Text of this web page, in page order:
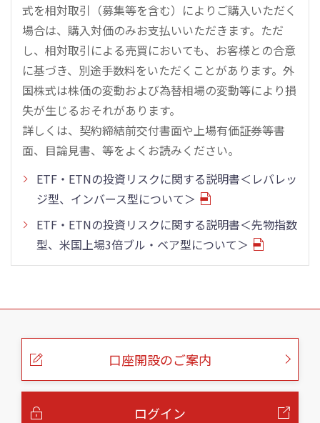
式を相対取引（募集等を含む）によりご購入いただく
場合は、購入対価のみお支払いいただきます。ただ
し、相対取引による売買においても、お客様との合意
に基づき、別途手数料をいただくことがあります。外
国株式は株価の変動および為替相場の変動等により損
失が生じるおそれがあります。
詳しくは、契約締結前交付書面や上場有価証券等書
面、目論見書、等をよくお読みください。
ETF・ETNの投資リスクに関する説明書＜レバレッ
ジ型、インバース型について＞
ETF・ETNの投資リスクに関する説明書＜先物指数
型、米国上場3倍ブル・ベア型について＞
こ
口座開設のご案内
ログイン